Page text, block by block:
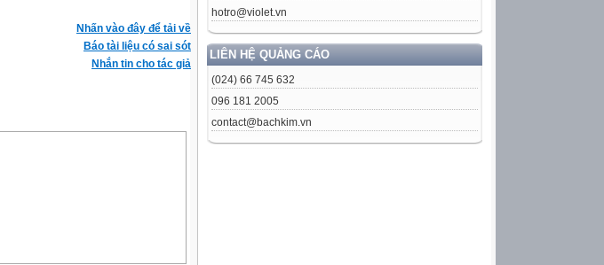
hotro@violet.vn
LIÊN HỆ QUẢNG CÁO
(024) 66 745 632
096 181 2005
contact@bachkim.vn
Nhấn vào đây để tải về
Báo tài liệu có sai sót
Nhắn tin cho tác giả